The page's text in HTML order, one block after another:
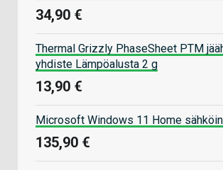
34,90 €
Thermal Grizzly PhaseSheet PTM
yhdiste Lämpöalusta 2 g
13,90 €
Microsoft Windows 11 Home
135,90 €